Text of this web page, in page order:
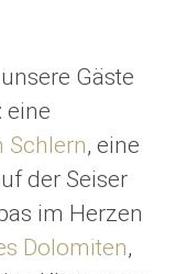
Gäste
eine
Schlern, eine
der Seiser
im Herzen
Dolomiten,